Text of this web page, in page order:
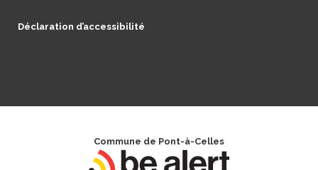
Déclaration d’accessibilité
Commune de Pont-à-Celles